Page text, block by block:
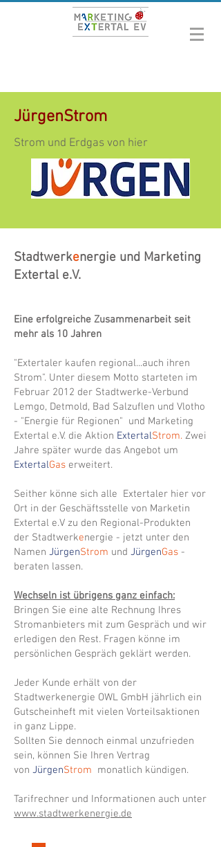
JürgenStrom
Strom und Erdgas von hier
Stadtwerkenergie und Marketing
Extertal e.V.
Eine erfolgreiche Zusammenarbeit seit
mehr als 10 Jahren
"Extertaler kaufen regional...auch ihren
Strom". Unter diesem Motto starteten im
Februar 2012 der Stadtwerke-Verbund
Lemgo, Detmold, Bad Salzuflen und Vlotho
- "Energie für Regionen" und Marketing
Extertal e.V. die Aktion ExtertalStrom. Zwei
Jahre später wurde das Angebot um
ExtertalGas erweitert.
Seither könne sich alle Extertaler hier vor
Ort in der Geschäftsstelle von Marketin
Extertal e.V zu den Regional-Produkten
der Stadtwerkenergie - jetzt unter den
Namen JürgenStrom und JürgenGas -
beraten lassen.
Wechseln ist übrigens ganz einfach:
Bringen Sie eine alte Rechnung Ihres
Stromanbieters mit zum Gespräch und wir
erledigen den Rest. Fragen könne im
persönlichen Gespräch geklärt werden.
Jeder Kunde erhält von der
Stadtwerkenergie OWL GmbH jährlich ein
Gutscheinheft mit vielen Vorteilsaktionen
in ganz Lippe.
Sollten Sie dennoch einmal unzufrieden
sein, können Sie Ihren Vertrag
von JürgenStrom monatlich kündigen.
Tarifrechner und Informationen auch unter
www.stadtwerkenergie.de